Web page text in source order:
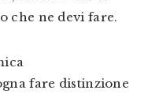
che ne devi fare.
fare distinzione